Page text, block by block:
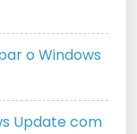
o Windows
Update com